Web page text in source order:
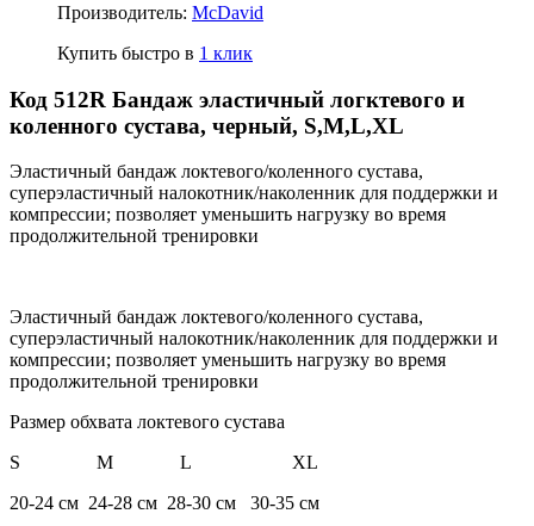
Производитель: McDavid
Купить быстро в 1 клик
Код 512R Бандаж эластичный логктевого и
коленного сустава, черный, S,M,L,XL
Эластичный бандаж локтевого/коленного сустава,
суперэластичный налокотник/наколенник для поддержки и
компрессии; позволяет уменьшить нагрузку во время
продолжительной тренировки
Эластичный бандаж локтевого/коленного сустава,
суперэластичный налокотник/наколенник для поддержки и
компрессии; позволяет уменьшить нагрузку во время
продолжительной тренировки
Размер обхвата локтевого сустава
S M L XL
20-24 см 24-28 см 28-30 см 30-35 см